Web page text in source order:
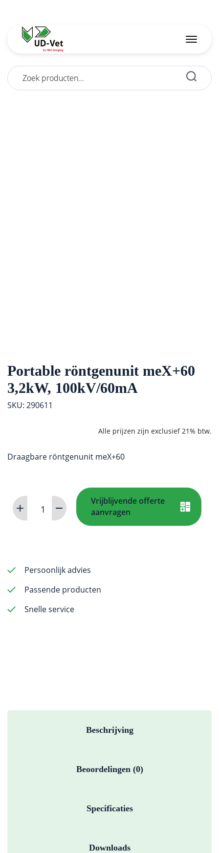
Zoeken
naar:
Portable röntgenunit meX+60
3,2kW, 100kV/60mA
SKU: 290611
Draagbare röntgenunit meX+60
Portable
röntgenunit
Vrijblijvende offerte
aanvragen
Persoonlijk advies
Passende producten
Snelle service
Beschrijving
Beoordelingen (0)
Specificaties
Downloads